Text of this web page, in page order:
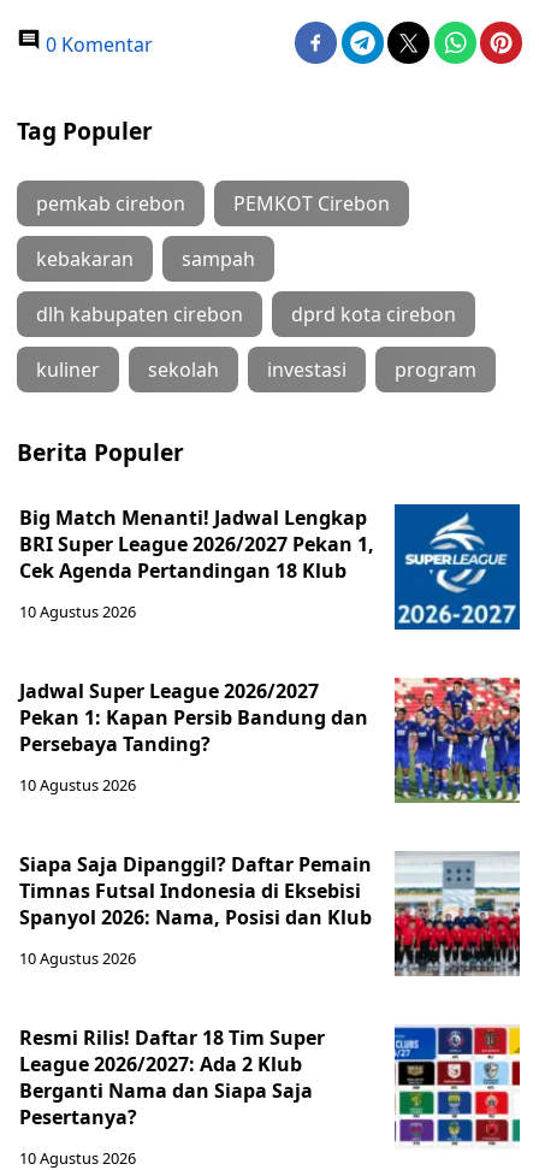
0 Komentar
Tag Populer
pemkab cirebon PEMKOT Cirebon
kebakaran sampah
dlh kabupaten cirebon dprd kota cirebon
kuliner sekolah investasi program
Berita Populer
Big Match Menanti! Jadwal Lengkap
BRI Super League 2026/2027 Pekan 1,
Cek Agenda Pertandingan 18 Klub
10 Agustus 2026
Jadwal Super League 2026/2027
Pekan 1: Kapan Persib Bandung dan
Persebaya Tanding?
10 Agustus 2026
Siapa Saja Dipanggil? Daftar Pemain
Timnas Futsal Indonesia di Eksebisi
Spanyol 2026: Nama, Posisi dan Klub
10 Agustus 2026
Resmi Rilis! Daftar 18 Tim Super
League 2026/2027: Ada 2 Klub
Berganti Nama dan Siapa Saja
Pesertanya?
10 Agustus 2026